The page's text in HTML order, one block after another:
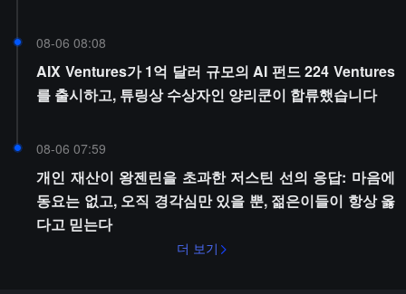
08-06 08:08
AIX Ventures가 1억 달러 규모의 AI 펀드 224 Ventures
를 출시하고, 튜링상 수상자인 양리쿤이 합류했습니다
08-06 07:59
개인 재산이 왕젠린을 초과한 저스틴 선의 응답: 마음에
동요는 없고, 오직 경각심만 있을 뿐, 젊은이들이 항상 옳
다고 믿는다
더 보기